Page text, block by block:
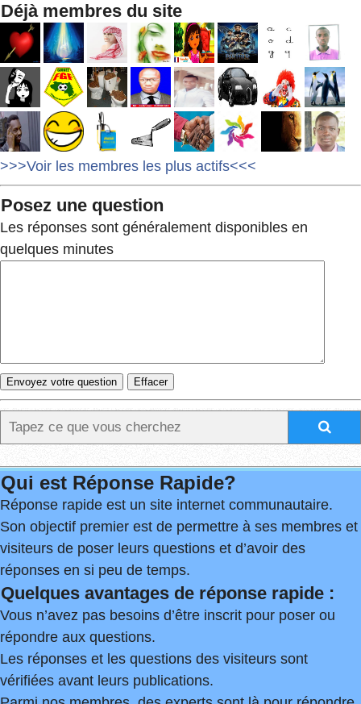
Déjà membres du site
>>>Voir les membres les plus actifs<<<
Posez une question
Les réponses sont généralement disponibles en
quelques minutes
Qui est Réponse Rapide?
Réponse rapide est un site internet communautaire.
Son objectif premier est de permettre à ses membres et
visiteurs de poser leurs questions et d’avoir des
réponses en si peu de temps.
Quelques avantages de réponse rapide :
Vous n’avez pas besoins d’être inscrit pour poser ou
répondre aux questions.
Les réponses et les questions des visiteurs sont
vérifiées avant leurs publications.